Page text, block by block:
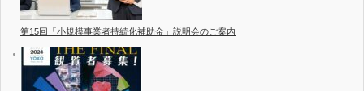
第15回「小規模事業者持続化補助金」説明会のご案内